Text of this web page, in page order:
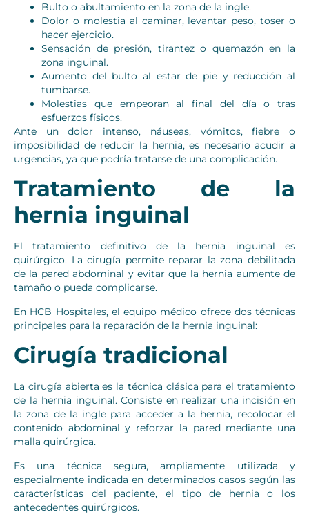
Bulto o abultamiento en la zona de la ingle.
Dolor o molestia al caminar, levantar peso, toser o
hacer ejercicio.
Sensación de presión, tirantez o quemazón en la
zona inguinal.
Aumento del bulto al estar de pie y reducción al
tumbarse.
Molestias que empeoran al final del día o tras
esfuerzos físicos.
Ante un dolor intenso, náuseas, vómitos, fiebre o
imposibilidad de reducir la hernia, es necesario acudir a
urgencias, ya que podría tratarse de una complicación.
Tratamiento de la
hernia inguinal
El tratamiento definitivo de la hernia inguinal es
quirúrgico. La cirugía permite reparar la zona debilitada
de la pared abdominal y evitar que la hernia aumente de
tamaño o pueda complicarse.
En HCB Hospitales, el equipo médico ofrece dos técnicas
principales para la reparación de la hernia inguinal:
Cirugía tradicional
La cirugía abierta es la técnica clásica para el tratamiento
de la hernia inguinal. Consiste en realizar una incisión en
la zona de la ingle para acceder a la hernia, recolocar el
contenido abdominal y reforzar la pared mediante una
malla quirúrgica.
Es una técnica segura, ampliamente utilizada y
especialmente indicada en determinados casos según las
características del paciente, el tipo de hernia o los
antecedentes quirúrgicos.